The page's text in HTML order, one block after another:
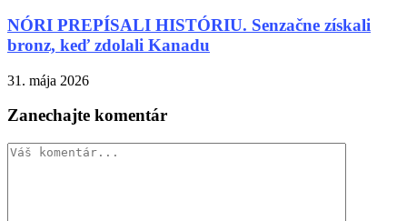
NÓRI PREPÍSALI HISTÓRIU. Senzačne získali
bronz, keď zdolali Kanadu
31. mája 2026
Zanechajte komentár